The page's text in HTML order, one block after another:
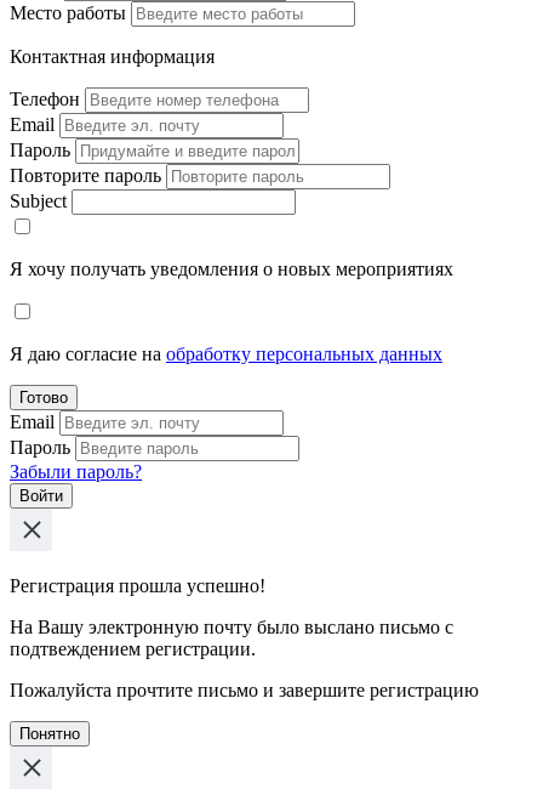
Место работы
Контактная информация
Телефон
Email
Пароль
Повторите пароль
Subject
Я хочу получать уведомления о новых мероприятиях
Я даю согласие на обработку персональных данных
Готово
Email
Пароль
Забыли пароль?
Войти
Регистрация прошла успешно!
На Вашу электронную почту было выслано письмо с
подтвеждением регистрации.
Пожалуйста прочтите письмо и завершите регистрацию
Понятно